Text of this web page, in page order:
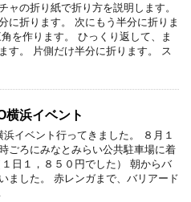
ャの折り紙で折り方を説明します。
に折ります。 次にもう半分に折りま
を作ります。 ひっくり返して、ま
す。 片側だけ半分に折ります。 ス
横浜イベント
浜イベント行ってきました。 ８月１
ごろにみなとみらい公共駐車場に着
日１，８５０円でした） 朝からバ
ました。 赤レンガまで、バリアード